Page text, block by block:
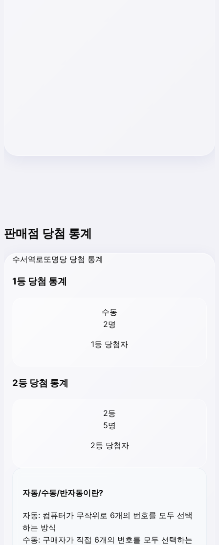
판매점 당첨 통계
수서역로또명당 당첨 통계
1등 당첨 통계
수동
2명
1등 당첨자
2등 당첨 통계
2등
5명
2등 당첨자
자동/수동/반자동이란?
자동: 컴퓨터가 무작위로 6개의 번호를 모두 선택
하는 방식
수동: 구매자가 직접 6개의 번호를 모두 선택하는